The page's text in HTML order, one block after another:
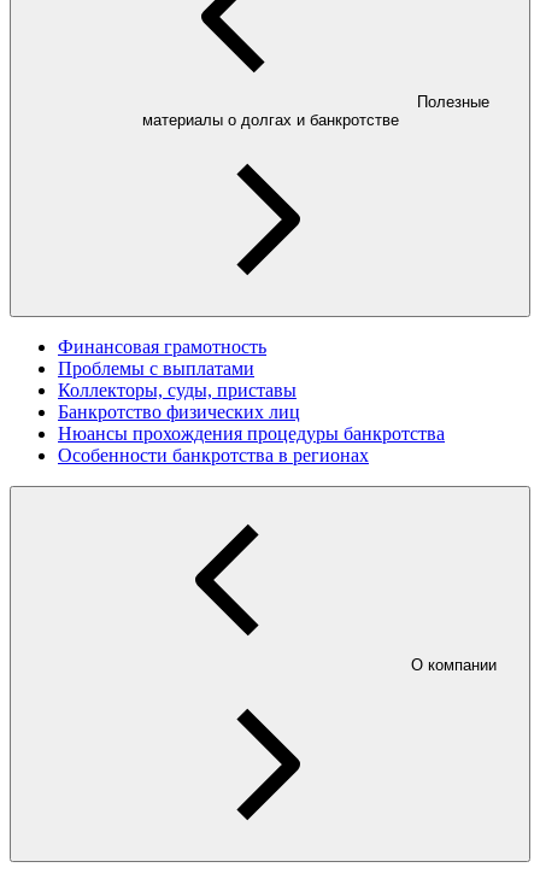
Полезные
материалы о долгах и банкротстве
Финансовая грамотность
Проблемы с выплатами
Коллекторы, суды, приставы
Банкротство физических лиц
Нюансы прохождения процедуры банкротства
Особенности банкротства в регионах
О компании